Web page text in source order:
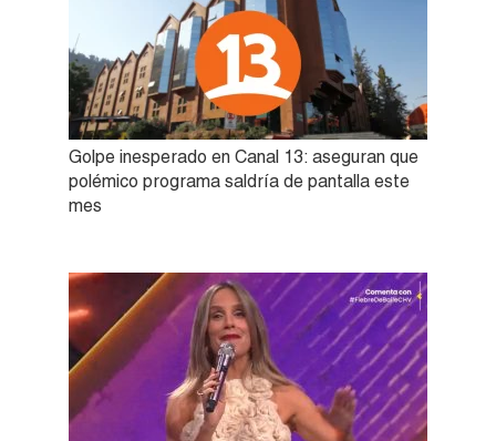
Golpe inesperado en Canal 13: aseguran que
polémico programa saldría de pantalla este
mes